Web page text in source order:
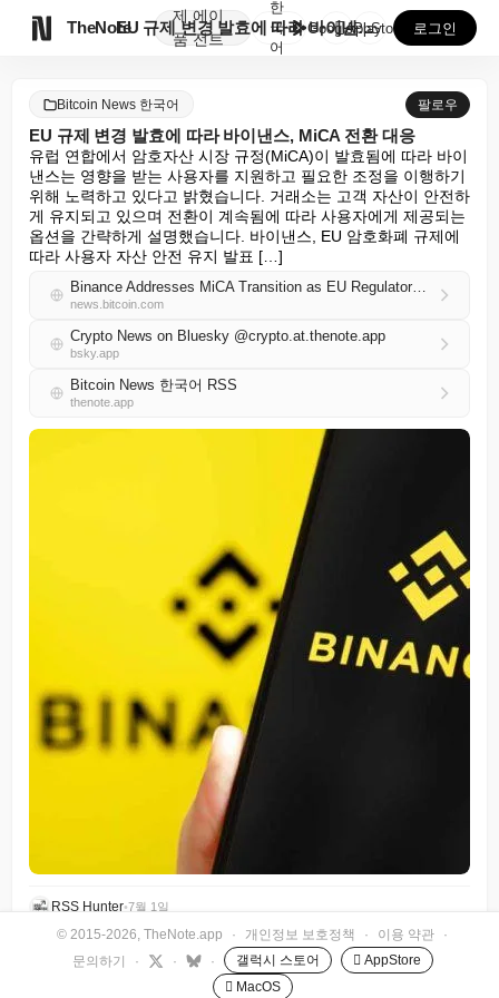
TheNote
제
품
에이
전트
EU 규제 변경 발효에 따라 바이낸스, MiCA 전환 ...
한
국
어
GooglePlay
AppStore 로그인
Bitcoin News 한국어 팔로우
EU 규제 변경 발효에 따라 바이낸스, MiCA 전환 대응
유럽 연합에서 암호자산 시장 규정(MiCA)이 발효됨에 따라 바이
낸스는 영향을 받는 사용자를 지원하고 필요한 조정을 이행하기
위해 노력하고 있다고 밝혔습니다. 거래소는 고객 자산이 안전하
게 유지되고 있으며 전환이 계속됨에 따라 사용자에게 제공되는
옵션을 간략하게 설명했습니다. 바이낸스, EU 암호화폐 규제에
따라 사용자 자산 안전 유지 발표 […]
Binance Addresses MiCA Transition as EU Regulatory Changes Take Effect
news.bitcoin.com
Crypto News on Bluesky @crypto.at.thenote.app
bsky.app
Bitcoin News 한국어 RSS
thenote.app
RSS Hunter•7월 1일
© 2015-2026, TheNote.app · 개인정보 보호정책 · 이용 약관
·
문의하기
· · · 갤럭시 스토어
 AppStore
 MacOS